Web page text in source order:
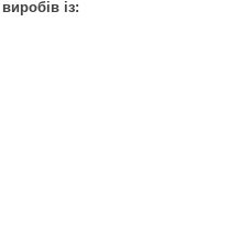
із: